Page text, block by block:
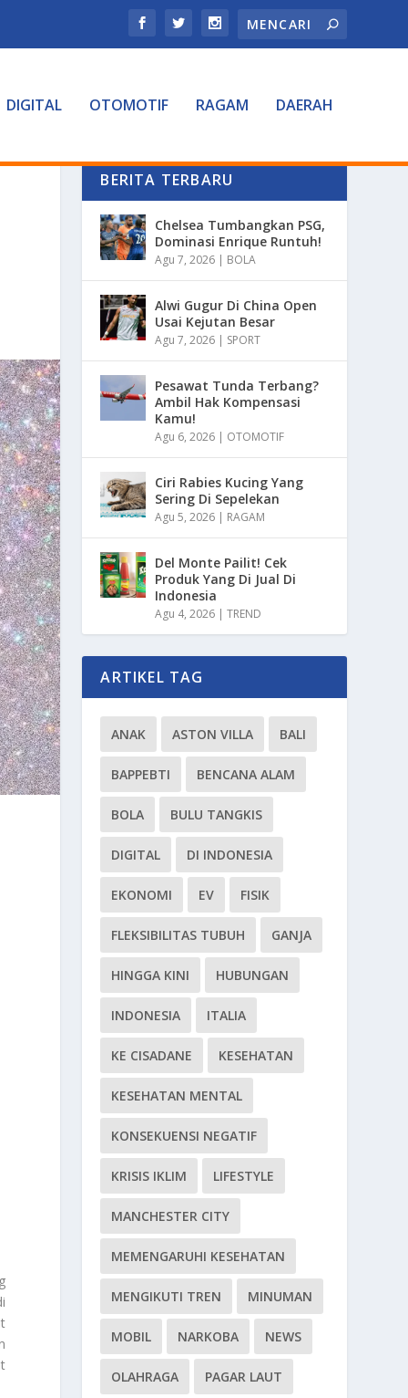
DIGITAL OTOMOTIF RAGAM DAERAH
BERITA TERBARU
Chelsea Tumbangkan PSG,
Dominasi Enrique Runtuh!
Agu 7, 2026 | BOLA
Alwi Gugur Di China Open
Usai Kejutan Besar
Agu 7, 2026 | SPORT
Pesawat Tunda Terbang?
Ambil Hak Kompensasi
Kamu!
Agu 6, 2026 | OTOMOTIF
Ciri Rabies Kucing Yang
Sering Di Sepelekan
Agu 5, 2026 | RAGAM
Del Monte Pailit! Cek
Produk Yang Di Jual Di
Indonesia
Agu 4, 2026 |TREND
ARTIKEL TAG
ANAK ASTON VILLA BALI
BAPPEBTI BENCANA ALAM
BOLA BULU TANGKIS
DIGITAL DI INDONESIA
EKONOMI EV FISIK
FLEKSIBILITAS TUBUH GANJA
HINGGA KINI HUBUNGAN
INDONESIA ITALIA
KE CISADANE KESEHATAN
KESEHATAN MENTAL
KONSEKUENSI NEGATIF
KRISIS IKLIM LIFESTYLE
MANCHESTER CITY
MEMENGARUHI KESEHATAN
MENGIKUTI TREN MINUMAN
MOBIL NARKOBA NEWS
OLAHRAGA PAGAR LAUT